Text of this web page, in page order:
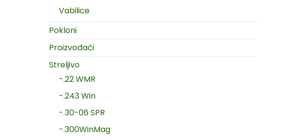
Vabilice
Pokloni
Proizvođači
Streljivo
-.22 WMR
-.243 Win
-.30-06 SPR
-.300WinMag